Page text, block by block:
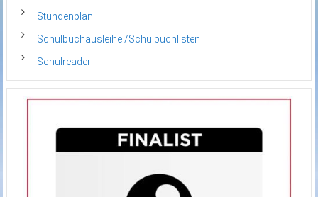
Stundenplan
Schulbuchausleihe /Schulbuchlisten
Schulreader